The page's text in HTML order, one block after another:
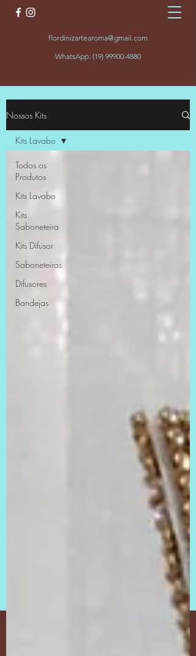
flordinizartearoma@gmail.com
WhatsApp: (19) 99900-4880
Nossos Kits
Todos os
Produtos
Kits Lavabo
Kits
Saboneteira
Kits Difusor
Saboneteiras
Difusores
Bandejas
Kits Lavabo